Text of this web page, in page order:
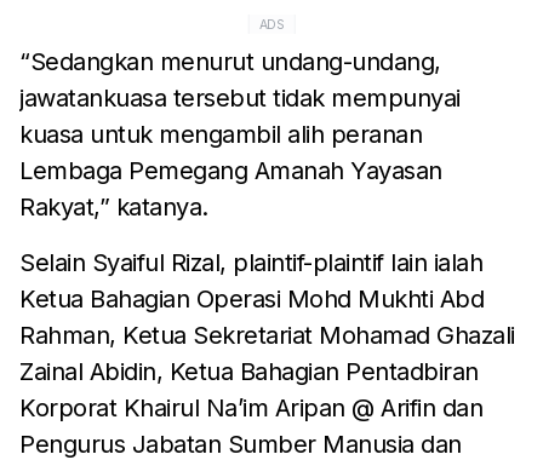
ADS
“Sedangkan menurut undang-undang,
jawatankuasa tersebut tidak mempunyai
kuasa untuk mengambil alih peranan
Lembaga Pemegang Amanah Yayasan
Rakyat,” katanya.
Selain Syaiful Rizal, plaintif-plaintif lain ialah
Ketua Bahagian Operasi Mohd Mukhti Abd
Rahman, Ketua Sekretariat Mohamad Ghazali
Zainal Abidin, Ketua Bahagian Pentadbiran
Korporat Khairul Na’im Aripan @ Arifin dan
Pengurus Jabatan Sumber Manusia dan